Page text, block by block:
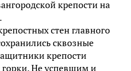
крепости на
стен главного
сквозные
крепости
горки. Не успевшим и